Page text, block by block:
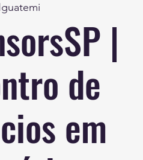
|
de
em